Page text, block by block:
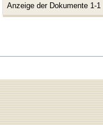
Anzeige der Dokumente 1-1